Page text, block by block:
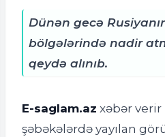
Dünən gecə
bölgələrində nadir
qeydə alınıb.
E-saglam.az xəbər verir
şəbəkələrdə yayılan